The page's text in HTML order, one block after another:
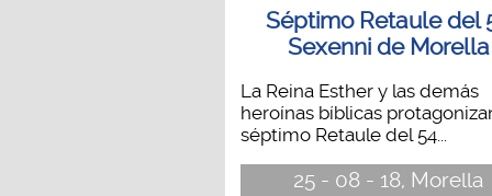
Séptimo Retaule del
Sexenni de Morella
La Reina Esther y las demás
heroínas bíblicas
séptimo Retaule del 54...
25 - 08 - 18, Morella